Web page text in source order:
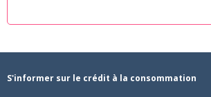
S'informer sur le crédit à la consommation